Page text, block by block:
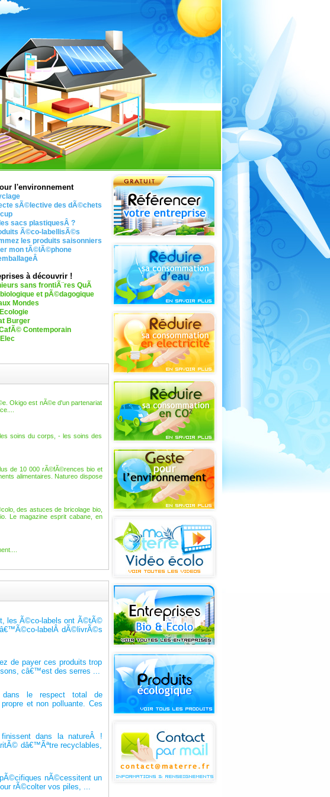
l'environnement
sÃ©lective des dÃ©chets
sacs plastiquesÂ ?
Ã©co-labellisÃ©s
les produits saisonniers
mon tÃ©lÃ©phone
à découvrir !
sans frontiÃ¨res QuÃ
et pÃ©dagogique
Mondes
Burger
Contemporain
Okigo est nÃ©e d'un partenariat
soins du corps, - les soins des
de 10 000 rÃ©fÃ©rences bio et
alimentaires. Natureo dispose
des astuces de bricolage bio,
Le magazine esprit cabane, en
les Ã©co-labels ont Ã©tÃ©
labelÂ dÃ©livrÃ©s
de payer ces produits trop
câ€™est des serres ...
le respect total de
et non polluante. Ces
dans la natureÂ !
dâ€™Ãªtre recyclables,
nÃ©cessitent un
rÃ©colter vos piles, ...